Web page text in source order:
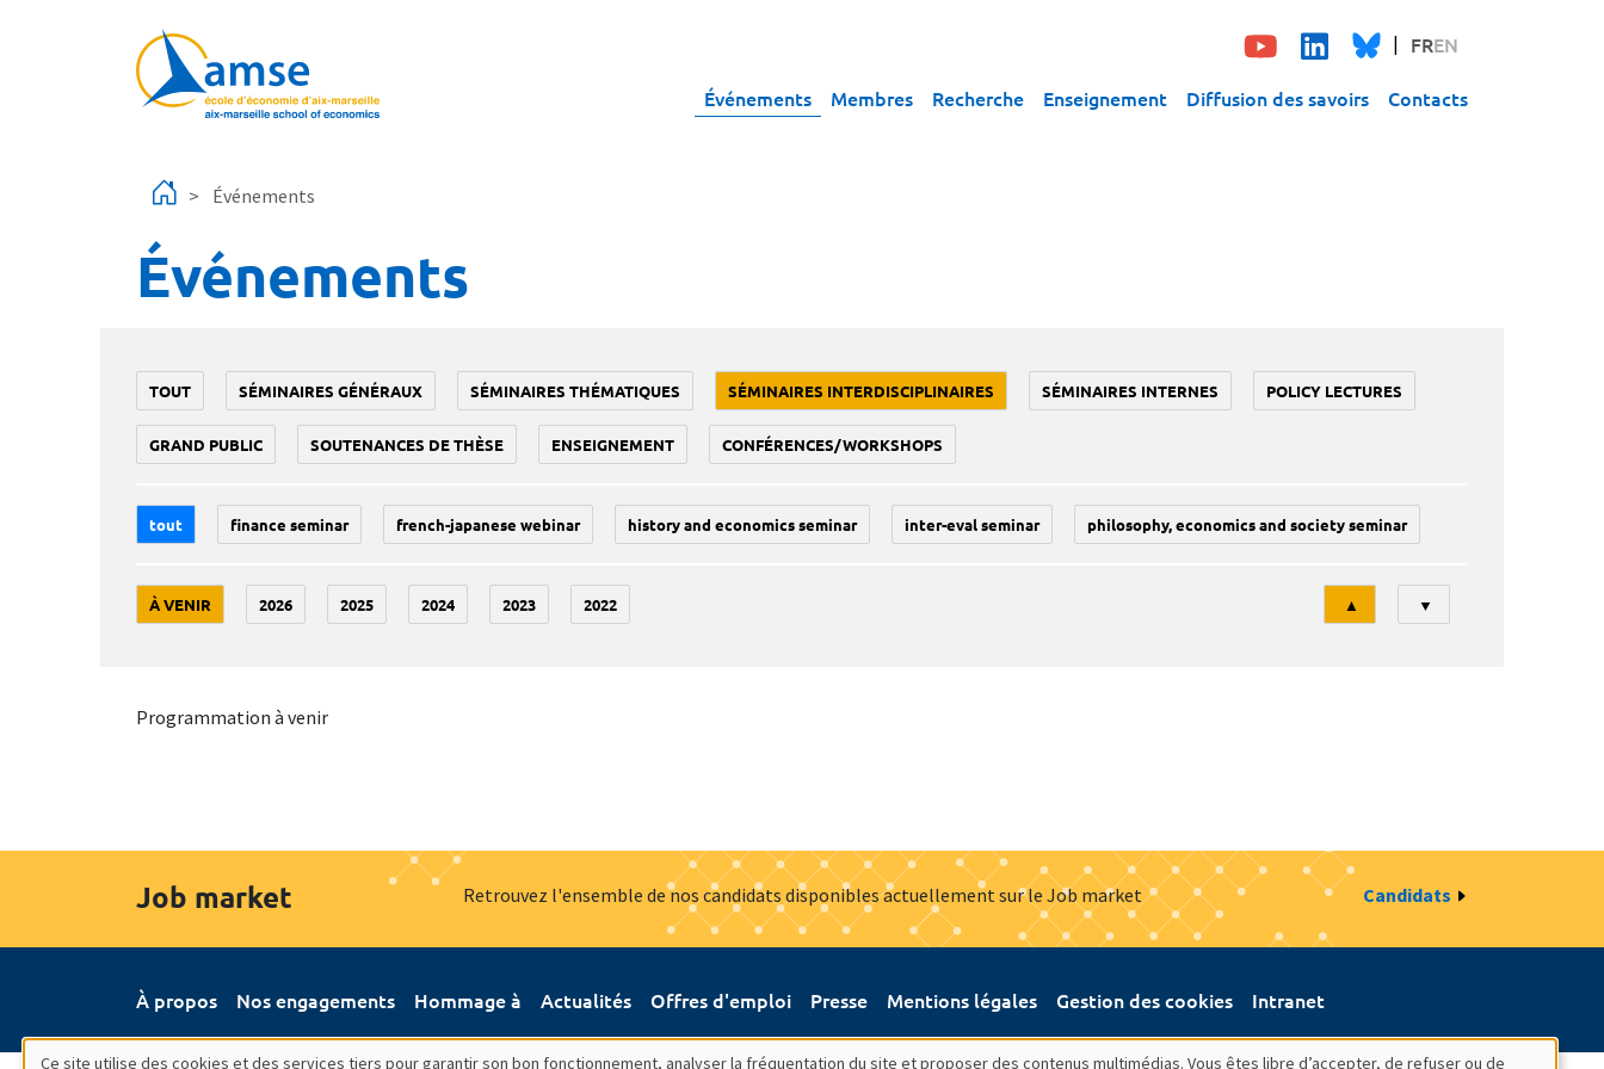
FREN
Événements Membres Recherche Enseignement Diffusion des savoirs Contacts
Événements
Événements
TOUT SÉMINAIRES GÉNÉRAUX SÉMINAIRES THÉMATIQUES SÉMINAIRES INTERDISCIPLINAIRES SÉMINAIRES INTERNES POLICY LECTURES
GRAND PUBLIC SOUTENANCES DE THÈSE ENSEIGNEMENT CONFÉRENCES/WORKSHOPS
tout finance seminar french-japanese webinar history and economics seminar inter-eval seminar philosophy, economics and society seminar
À VENIR 2026 2025 2024 2023 2022
Tri
▲ ▼
Programmation à venir
Job market Retrouvez l'ensemble de nos candidats disponibles actuellement sur le Job market Candidats
À propos Nos engagements Hommage à Actualités Offres d'emploi Presse Mentions légales Gestion des cookies Intranet
Ce site utilise des cookies et des services tiers pour garantir son bon fonctionnement, analyser la fréquentation du site et proposer des contenus multimédias. Vous êtes libre d’accepter, de refuser ou de